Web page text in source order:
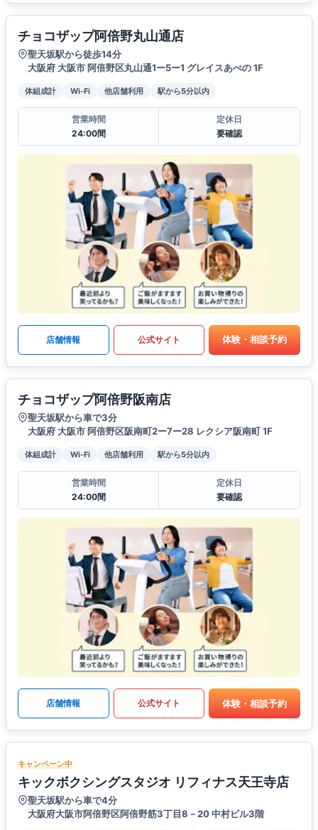
チョコザップ阿倍野丸山通店
聖天坂駅から徒歩14分
大阪府 大阪市 阿倍野区丸山通1ー5ー1 グレイスあべの 1F
体組成計 Wi-Fi 他店舗利用 駅から5分以内
営業時間
24:00間
定休日
要確認
店舗情報 公式サイト 体験・相談予約
チョコザップ阿倍野阪南店
聖天坂駅から車で3分
大阪府 大阪市 阿倍野区阪南町2ー7ー28 レクシア阪南町 1F
体組成計 Wi-Fi 他店舗利用 駅から5分以内
営業時間
24:00間
定休日
要確認
店舗情報 公式サイト 体験・相談予約
キャンペーン中
キックボクシングスタジオ リフィナス天王寺店
聖天坂駅から車で4分
大阪府大阪市阿倍野区阿倍野筋3丁目8－20 中村ビル3階